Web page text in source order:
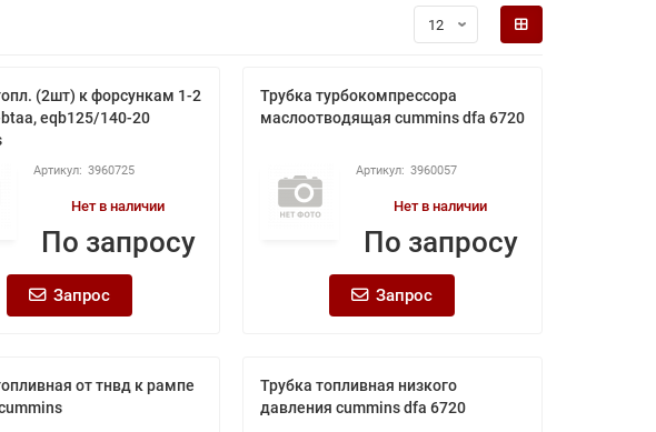
(2шт) к форсункам 1-2
eqb125/140-20
3960725
Нет в наличии
По запросу
Запрос
Трубка турбокомпрессора
маслоотводящая cummins dfa 6720
3960057
Нет в наличии
По запросу
Запрос
от тнвд к рампе
Трубка топливная низкого
давления cummins dfa 6720